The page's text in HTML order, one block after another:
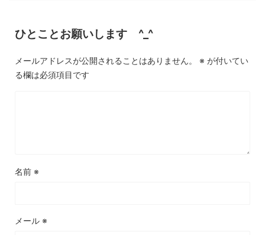
ひとことお願いします ^_^
メールアドレスが公開されることはありません。 ※ が付いてい
る欄は必須項目です
名前 ※
メール ※